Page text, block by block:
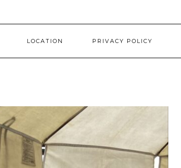
LOCATION PRIVACY POLICY